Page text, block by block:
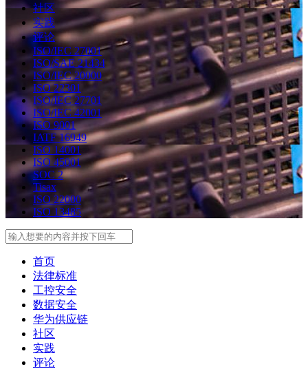
社区
实践
评论
ISO/IEC 27001
ISO/SAE 21434
ISO/IEC 20000
ISO 22301
ISO/IEC 27701
ISO/IEC 42001
ISO 9001
IATF 16949
ISO 14001
ISO 45001
SOC 2
Tisax
ISO 22000
ISO 13485
首页
法律标准
工控安全
数据安全
华为供应链
社区
实践
评论